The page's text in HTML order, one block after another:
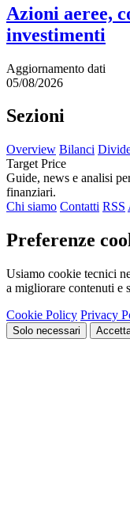
Azioni aeree,
investimenti
Aggiornamento dati
05/08/2026
Sezioni
Overview Bilanci
Target Price
Guide, news e analisi
finanziari.
Chi siamo Contatti RSS
Preferenze
Usiamo cookie tecnici
a migliorare contenuti e
Cookie Policy Privacy
Solo necessari